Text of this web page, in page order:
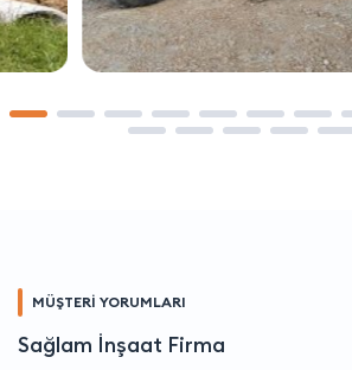
MÜŞTERİ YORUMLARI
Sağlam İnşaat Firma